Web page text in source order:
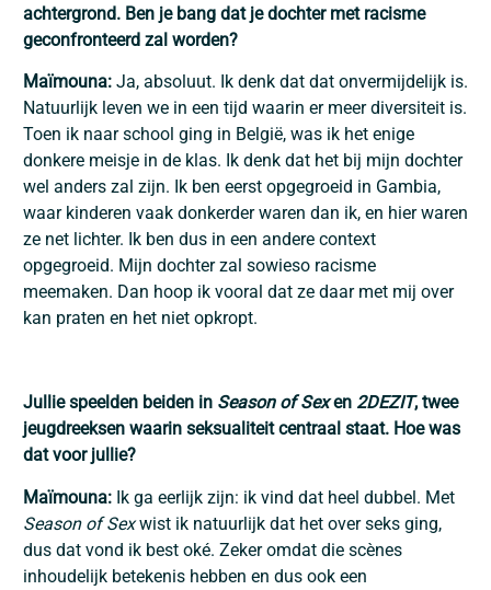
achtergrond. Ben je bang dat je dochter met racisme
geconfronteerd zal worden?
Maïmouna: Ja, absoluut. Ik denk dat dat onvermijdelijk is.
Natuurlijk leven we in een tijd waarin er meer diversiteit is.
Toen ik naar school ging in België, was ik het enige
donkere meisje in de klas. Ik denk dat het bij mijn dochter
wel anders zal zijn. Ik ben eerst opgegroeid in Gambia,
waar kinderen vaak donkerder waren dan ik, en hier waren
ze net lichter. Ik ben dus in een andere context
opgegroeid. Mijn dochter zal sowieso racisme
meemaken. Dan hoop ik vooral dat ze daar met mij over
kan praten en het niet opkropt.
Jullie speelden beiden in Season of Sexen 2DEZIT, twee
jeugdreeksen waarin seksualiteit centraal staat. Hoe was
dat voor jullie?
Maïmouna: Ik ga eerlijk zijn: ik vind dat heel dubbel. Met
Season of Sexwist ik natuurlijk dat het over seks ging,
dus dat vond ik best oké. Zeker omdat die scènes
inhoudelijk betekenis hebben en dus ook een